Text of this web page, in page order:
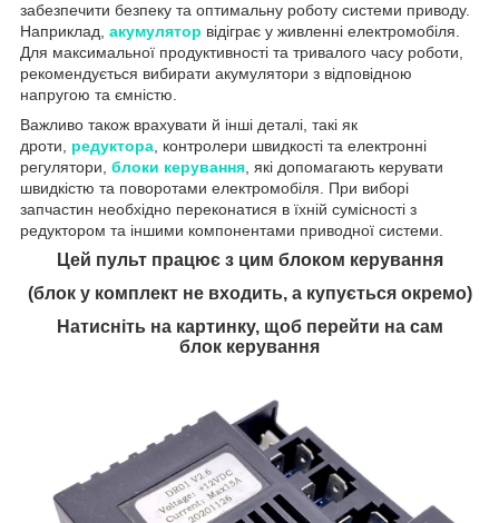
забезпечити безпеку та оптимальну роботу системи приводу.
Наприклад, акумулятор відіграє у живленні електромобіля.
Для максимальної продуктивності та тривалого часу роботи,
рекомендується вибирати акумулятори з відповідною
напругою та ємністю.
Важливо також врахувати й інші деталі, такі як
дроти, редуктора, контролери швидкості та електронні
регулятори, блоки керування, які допомагають керувати
швидкістю та поворотами електромобіля. При виборі
запчастин необхідно переконатися в їхній сумісності з
редуктором та іншими компонентами приводної системи.
Цей пульт працює з цим блоком керування
(блок у комплект не входить, а купується окремо)
Натисніть на картинку, щоб перейти на сам
блок керування